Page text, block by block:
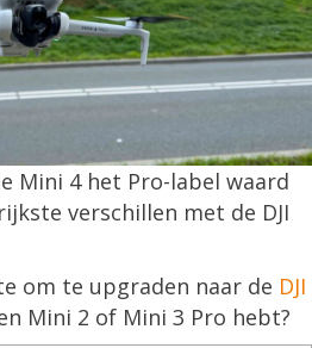
Mini 4 het Pro-label waard
verschillen met de DJI
om te upgraden naar de DJI
Mini 2 of Mini 3 Pro hebt?